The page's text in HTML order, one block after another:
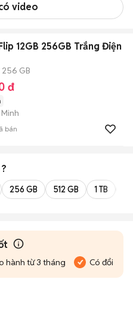
video
12GB 256GB Trắng Điện
256 GB
đ
bán
256 GB 512 GB 1 TB
hành từ 3 tháng Có đổi trả